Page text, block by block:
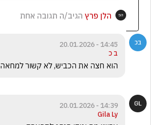
הלן פרץ הגיב/ה תגובה אחת
14:45 - 20.01.2026
ב כ
הוא חצה את הכביש, לא קשור למחאה
14:39 - 20.01.2026
Gila Ly